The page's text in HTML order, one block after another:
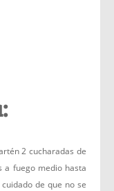
2 cucharadas de
a fuego medio hasta
de que no se